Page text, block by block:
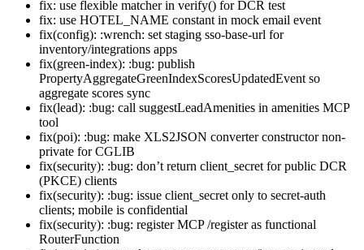
fix: use flexible matcher in verify() for DCR test
fix: use HOTEL_NAME constant in mock email event
fix(config): :wrench: set staging sso-base-url for
inventory/integrations apps
fix(green-index): :bug: publish
PropertyAggregateGreenIndexScoresUpdatedEvent so
aggregate scores sync
fix(lead): :bug: call suggestLeadAmenities in amenities MCP
tool
fix(poi): :bug: make XLS2JSON converter constructor non-
private for CGLIB
fix(security): :bug: don’t return client_secret for public DCR
(PKCE) clients
fix(security): :bug: issue client_secret only to secret-auth
clients; mobile is confidential
fix(security): :bug: register MCP /register as functional
RouterFunction